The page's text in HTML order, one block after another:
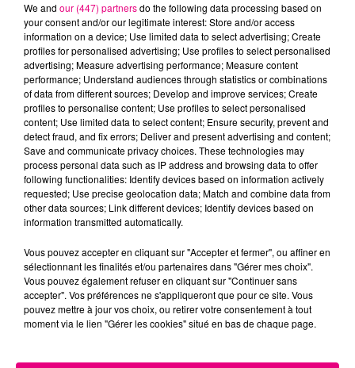
Cancer Lion Vierge
Balance Scorpion Sagittaire
Poissons
We and our (447) partnersdo the following data processing based on
your consent and/or our legitimate interest: Store and/or access
information on a device; Use limited data to select advertising; Create
profiles for personalised advertising; Use profiles to select personalised
advertising; Measure advertising performance; Measure content
performance; Understand audiences through statistics or combinations
of data from different sources; Develop and improve services; Create
profiles to personalise content; Use profiles to select personalised
content; Use limited data to select content; Ensure security, prevent and
detect fraud, and fix errors; Deliver and present advertising and content;
Save and communicate privacy choices. These technologies may
process personal data such as IP address and browsing data to offer
following functionalities: Identify devices based on information actively
requested; Use precise geolocation data; Match and combine data from
other data sources; Link different devices; Identify devices based on
information transmitted automatically.
Vous pouvez accepter en cliquant sur "Accepter et fermer", ou affiner en
sélectionnant les finalités et/ou partenaires dans "Gérer mes choix".
Vous pouvez également refuser en cliquant sur "Continuer sans
accepter". Vos préférences ne s'appliqueront que pour ce site. Vous
pouvez mettre à jour vos choix, ou retirer votre consentement à tout
moment via le lien "Gérer les cookies" situé en bas de chaque page.